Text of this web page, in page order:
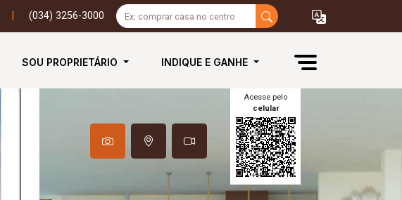
(034) 3256-3000
SOU PROPRIETÁRIO INDIQUE E GANHE
Acesse pelo
celular